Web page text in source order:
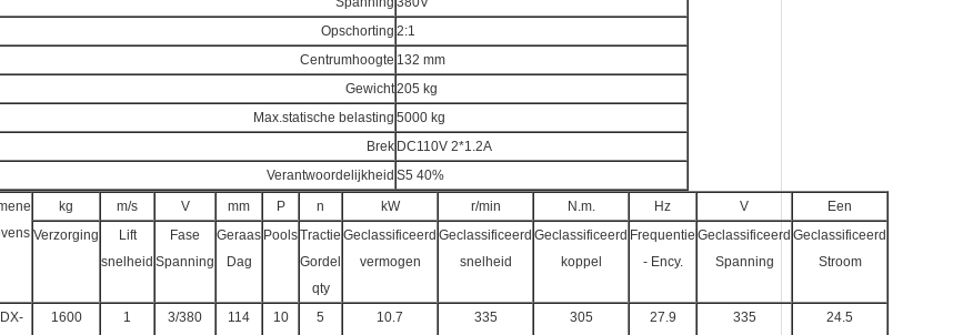
Opschorting 2:1
Centrumhoogte 132 mm
Gewicht205 kg
Max.statische belasting 5000 kg
Brek DC110V 2*1.2A
Verantwoordelijkheid S5 40%
kg m/s V mm P n kW r/min N.m. Hz V
Een
Verzorging
Lift
snelheid
Fase
Spanning
Geraas
Dag
PoolsTractie
Gordel
qty
Geclassificeerd
vermogen
Geclassificeerd
snelheid
Geclassificeerd
koppel
Frequentie
- Ency.
Geclassificeerd
Spanning
Geclassificeerd
Stroom
1600 1 3/380 114 10 5 10.7 335 305 27.9 335 24.5